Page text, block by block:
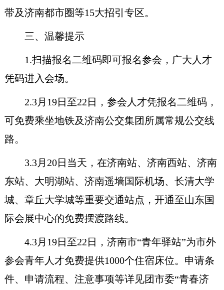
带及济南都市圈等15大招引专区。
三、温馨提示
1.扫描报名二维码即可报名参会，广大人才
凭码进入会场。
2.3月19日至22日，参会人才凭报名二维码，
可免费乘坐地铁及济南公交集团所属常规公交线
路。
3.3月20日当天，在济南站、济南西站、济南
东站、大明湖站、济南遥墙国际机场、长清大学
城、章丘大学城等重要交通站点，开通至山东国
际会展中心的免费摆渡路线。
4.3月19日至22日，济南市“青年驿站”为市外
参会青年人才免费提供1000个住宿床位。申请条
件、申请流程、注意事项等详见团市委“青春济